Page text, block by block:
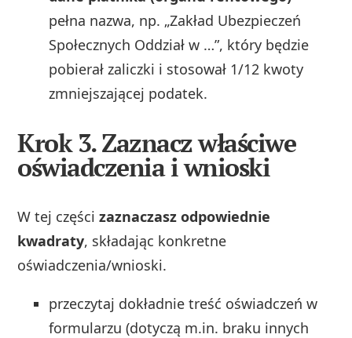
pełna nazwa, np. „Zakład Ubezpieczeń
Społecznych Oddział w …”, który będzie
pobierał zaliczki i stosował 1/12 kwoty
zmniejszającej podatek.
Krok 3. Zaznacz właściwe
oświadczenia i wnioski
W tej częścizaznaczasz odpowiednie
kwadraty, składając konkretne
oświadczenia/wnioski.
przeczytaj dokładnie treść oświadczeń w
formularzu (dotyczą m.in. braku innych